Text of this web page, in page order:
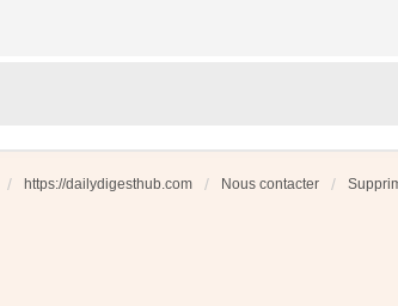
https://dailydigesthub.com Nous contacter